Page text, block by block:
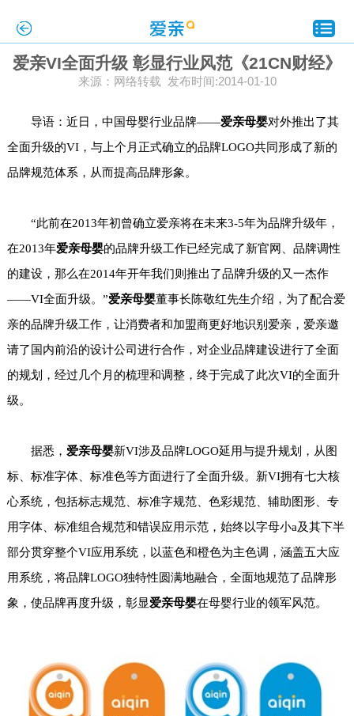
爱亲VI全面升级 彰显行业风范《21CN财经》
来源：网络转载 发布时间:2014-01-10
导语：近日，中国母婴行业品牌——爱亲母婴对外推出了其
全面升级的VI，与上个月正式确立的品牌LOGO共同形成了新的
品牌规范体系，从而提高品牌形象。
“此前在2013年初曾确立爱亲将在未来3-5年为品牌升级年，
在2013年爱亲母婴的品牌升级工作已经完成了新官网、品牌调性
的建设，那么在2014年开年我们则推出了品牌升级的又一杰作
——VI全面升级。”爱亲母婴董事长陈敬红先生介绍，为了配合爱
亲的品牌升级工作，让消费者和加盟商更好地识别爱亲，爱亲邀
请了国内前沿的设计公司进行合作，对企业品牌建设进行了全面
的规划，经过几个月的梳理和调整，终于完成了此次VI的全面升
级。
据悉， 爱亲母婴新VI涉及品牌LOGO延用与提升规划，从图
标、标准字体、标准色等方面进行了全面升级。新VI拥有七大核
心系统，包括标志规范、标准字规范、色彩规范、辅助图形、专
用字体、标准组合规范和错误应用示范，始终以字母小a及其下半
部分贯穿整个VI应用系统，以蓝色和橙色为主色调，涵盖五大应
用系统，将品牌LOGO独特性圆满地融合，全面地规范了品牌形
象，使品牌再度升级，彰显爱亲母婴在母婴行业的领军风范。